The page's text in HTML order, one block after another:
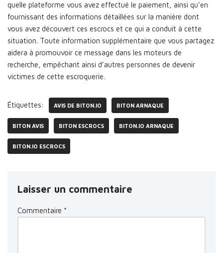
quelle plateforme vous avez effectué le paiement, ainsi qu’en
fournissant des informations détaillées sur la manière dont
vous avez découvert ces escrocs et ce qui a conduit à cette
situation. Toute information supplémentaire que vous partagez
aidera à promouvoir ce message dans les moteurs de
recherche, empêchant ainsi d’autres personnes de devenir
victimes de cette escroquerie.
Étiquettes: AVIS DE BITON.IO BITON ARNAQUE
BITON AVIS BITON ESCROCS BITON.IO ARNAQUE
BITON.IO ESCROCS
Laisser un commentaire
Commentaire *